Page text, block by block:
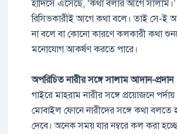
হাদিসে এসেছে, ‘কথা বলার আগে
রিসিভকারীই আগে কথা বলে। তাই সে-ই
না বলে বা কোনো কারণে কলকারী কথা
মনোযোগ আকর্ষণ করতে পারে।
অপরিচিত নারীর সঙ্গে সালাম আদান-প্রদান
গাইরে মাহরাম নারীর সঙ্গে প্রয়োজনে
মোবাইল ফোনে নারীদের সঙ্গে কথা
দেবে। অনেক সময় যার নম্বরে কল করা